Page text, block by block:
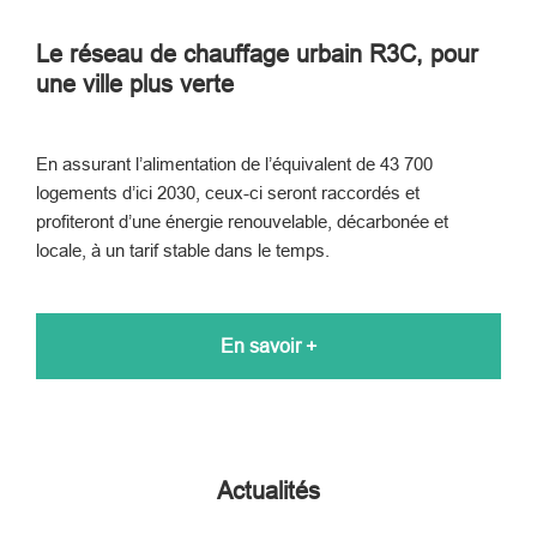
Le réseau de chauffage urbain R3C, pour
une ville plus verte
En assurant l’alimentation de l’équivalent de 43 700
logements d’ici 2030, ceux-ci seront raccordés et
profiteront d’une énergie renouvelable, décarbonée et
locale, à un tarif stable dans le temps.
En savoir +
Actualités